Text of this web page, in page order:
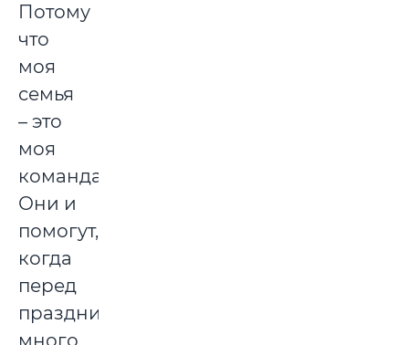
Потому
что
моя
семья
– это
моя
команда.
Они и
помогут,
когда
перед
праздниками
много